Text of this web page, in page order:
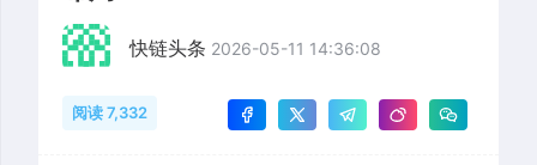
快链头条 2026-05-11 14:36:08
阅读 7,332